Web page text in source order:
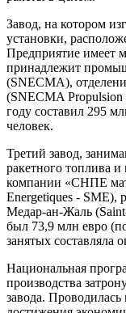
Завод, на котором
установки,
Предприятие имеет
принадлежит
(SNECMA),
(SNECMA Propulsion
году составил 295
человек.
Третий завод,
ракетного топлива
компании «СНПЕ
Energetiques - SME),
Медар-ан-Жаль
был 73,9 млн евро
занятых составляла
Национальная
производства
завода.